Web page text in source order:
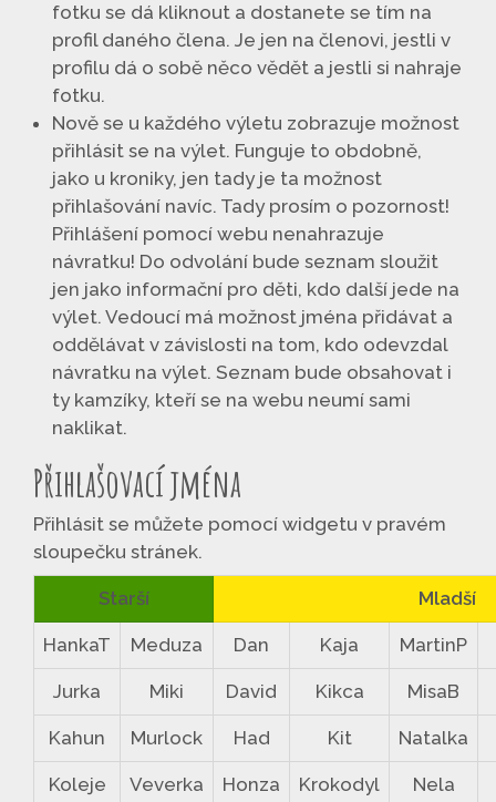
fotku se dá kliknout a dostanete se tím na
profil daného člena. Je jen na členovi, jestli v
profilu dá o sobě něco vědět a jestli si nahraje
fotku.
Nově se u každého výletu zobrazuje možnost
přihlásit se na výlet. Funguje to obdobně,
jako u kroniky, jen tady je ta možnost
přihlašování navíc. Tady prosím o pozornost!
Přihlášení pomocí webu nenahrazuje
návratku! Do odvolání bude seznam sloužit
jen jako informační pro děti, kdo další jede na
výlet. Vedoucí má možnost jména přidávat a
oddělávat v závislosti na tom, kdo odevzdal
návratku na výlet. Seznam bude obsahovat i
ty kamzíky, kteří se na webu neumí sami
naklikat.
Přihlašovací jména
Přihlásit se můžete pomocí widgetu v pravém
sloupečku stránek.
Starší Mladší
HankaT Meduza Dan Kaja MartinP
Jurka Miki David Kikca MisaB
Kahun Murlock Had Kit Natalka
Koleje Veverka Honza Krokodyl Nela